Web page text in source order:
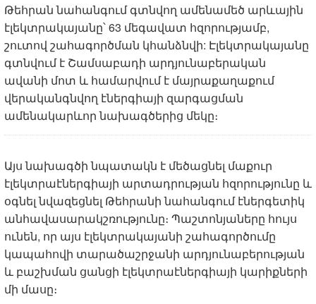
Թեհրան նահանգում գտնվող ամենամեծ արևային
էլեկտրակայանը՝ 63 մեգավատ հզորությամբ,
շուտով շահագործման կհանձնվի: Էլեկտրակայանը
գտնվում է Շամսաբադի արդյունաբերական
ավանի մոտ և համարվում է մայրաքաղաքում
վերականգնվող էներգիայի զարգացման
ամենակարևոր նախագծերից մեկը։
Այս նախագծի նպատակն է մեծացնել մաքուր
էլեկտրաէներգիայի արտադրության հզորությունը և
օգնել նվազեցնել Թեհրանի նահանգում էներգետիկ
անհավասարակշռությունը։ Պաշտոնյաները հույս
ունեն, որ այս էլեկտրակայանի շահագործումը
կապահովի տարածաշրջանի արդյունաբերության
և բաշխման ցանցի էլեկտրաէներգիայի կարիքների
մի մասը։